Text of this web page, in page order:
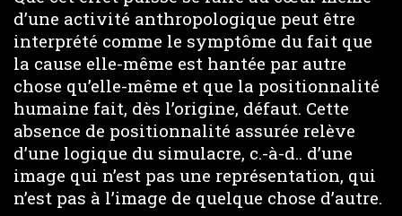
d’une activité anthropologique peut être
interprété comme le symptôme du fait que
la cause elle-même est hantée par autre
chose qu’elle-même et que la positionnalité
humaine fait, dès l’origine, défaut. Cette
absence de positionnalité assurée relève
d’une logique du simulacre, c.-à-d.. d’une
image qui n’est pas une représentation, qui
n’est pas à l’image de quelque chose d’autre.